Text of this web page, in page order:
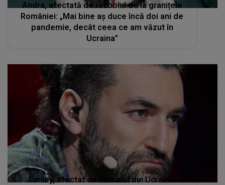
Andra, afectată de războiul de la granițele
României: „Mai bine aș duce încă doi ani de
pandemie, decât ceea ce am văzut în
Ucraina”
Smiley, afectat de războiul din Ucraina: